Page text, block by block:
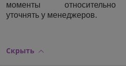
моменты
уточнять у менеджеров.
Скрыть